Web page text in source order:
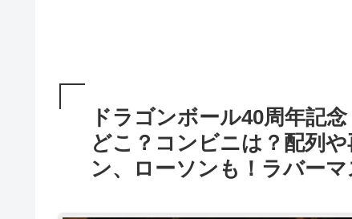
ドラゴンボール40周年記
どこ？コンビニは？配列
ン、ローソンも！ラバー